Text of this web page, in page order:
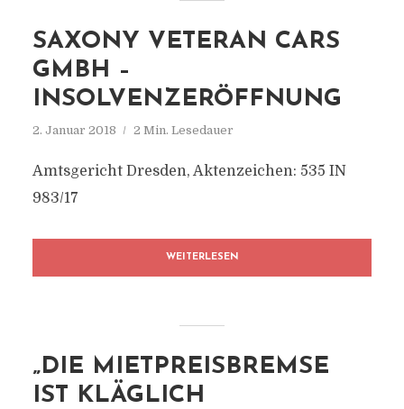
SAXONY VETERAN CARS
GMBH –
INSOLVENZERÖFFNUNG
2. Januar 2018 2 Min. Lesedauer
Amtsgericht Dresden, Aktenzeichen: 535 IN
983/17
WEITERLESEN
„DIE MIETPREISBREMSE
IST KLÄGLICH